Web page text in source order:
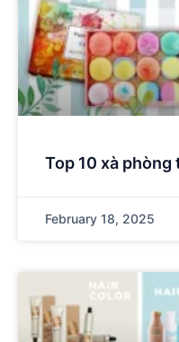
Top 10 xà
February 18, 2025